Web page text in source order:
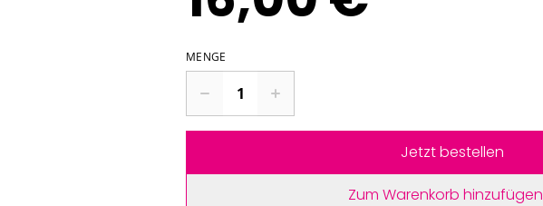
MENGE
Jetzt bestellen
Zum Warenkorb hinzufügen